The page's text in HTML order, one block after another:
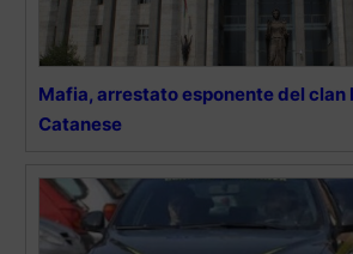
Mafia, arrestato esponente del clan
Catanese